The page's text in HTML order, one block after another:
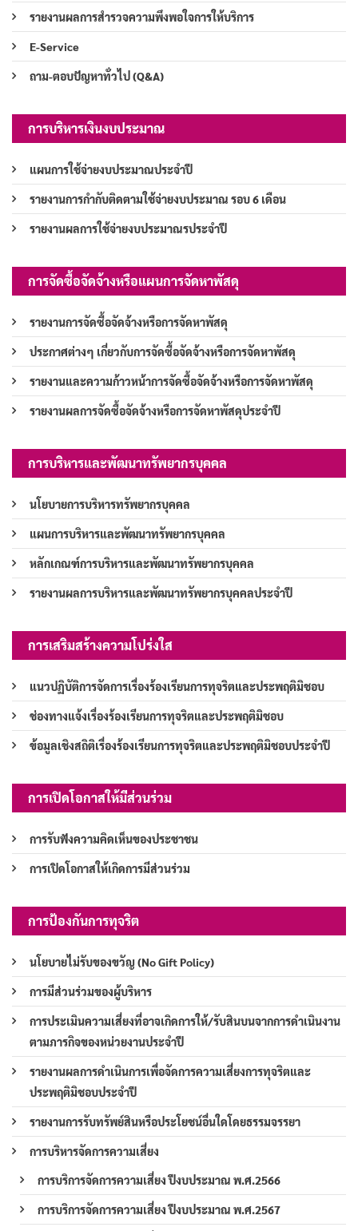
รายงานผลการสำรวจความพึงพอใจการให้บริการ
E-Service
ถาม-ตอบปัญหาทั่วไป (Q&A)
การบริหารเงินงบประมาณ
แผนการใช้จ่ายงบประมาณประจำปี
รายงานการกำกับติดตามใช้จ่ายงบประมาณ รอบ 6 เดือน
รายงานผลการใช้จ่ายงบประมาณรประจำปี
การจัดซื้อจัดจ้างหรือแผนการจัดหาพัสดุ
รายงานการจัดซื้อจัดจ้างหรือการจัดหาพัสดุ
ประกาศต่างๆ เกี่ยวกับการจัดซื้อจัดจ้างหรือการจัดหาพัสดุ
รายงานและความก้าวหน้าการจัดซื้อจัดจ้างหรือการจัดหาพัสดุ
รายงานผลการจัดซื้อจัดจ้างหรือการจัดหาพัสดุประจำปี
การบริหารและพัฒนาทรัพยากรบุคคล
นโยบายการบริหารทรัพยากรบุคคล
แผนการบริหารและพัฒนาทรัพยากรบุคคล
หลักเกณฑ์การบริหารและพัฒนาทรัพยากรบุคคล
รายงานผลการบริหารและพัฒนาทรัพยากรบุคคลประจำปี
การเสริมสร้างความโปร่งใส
แนวปฏิบัติการจัดการเรื่องร้องเรียนการทุจริตและประพฤติมิชอบ
ช่องทางแจ้งเรื่องร้องเรียนการทุจริตและประพฤติมิชอบ
ข้อมูลเชิงสถิติเรื่องร้องเรียนการทุจริตและประพฤติมิชอบประจำปี
การเปิดโอกาสให้มีส่วนร่วม
การรับฟังความคิดเห็นของประชาชน
การเปิดโอกาสให้เกิดการมีส่วนร่วม
การป้องกันการทุจริต
นโยบายไม่รับของขวัญ (No Gift Policy)
การมีส่วนร่วมของผู้บริหาร
การประเมินความเสี่ยงที่อาจเกิดการให้/รับสินบนจากการดำเนินงาน
ตามภารกิจของหน่วยงานประจำปี
รายงานผลการดำเนินการเพื่อจัดการความเสี่ยงการทุจริตและ
ประพฤติมิชอบประจำปี
รายงานการรับทรัพย์สินหรือประโยชน์อื่นใดโดยธรรมจรรยา
การบริหารจัดการความเสี่ยง
การบริการจัดการความเสี่ยง ปีงบประมาณ พ.ศ.2566
การบริการจัดการความเสี่ยง ปีงบประมาณ พ.ศ.2567